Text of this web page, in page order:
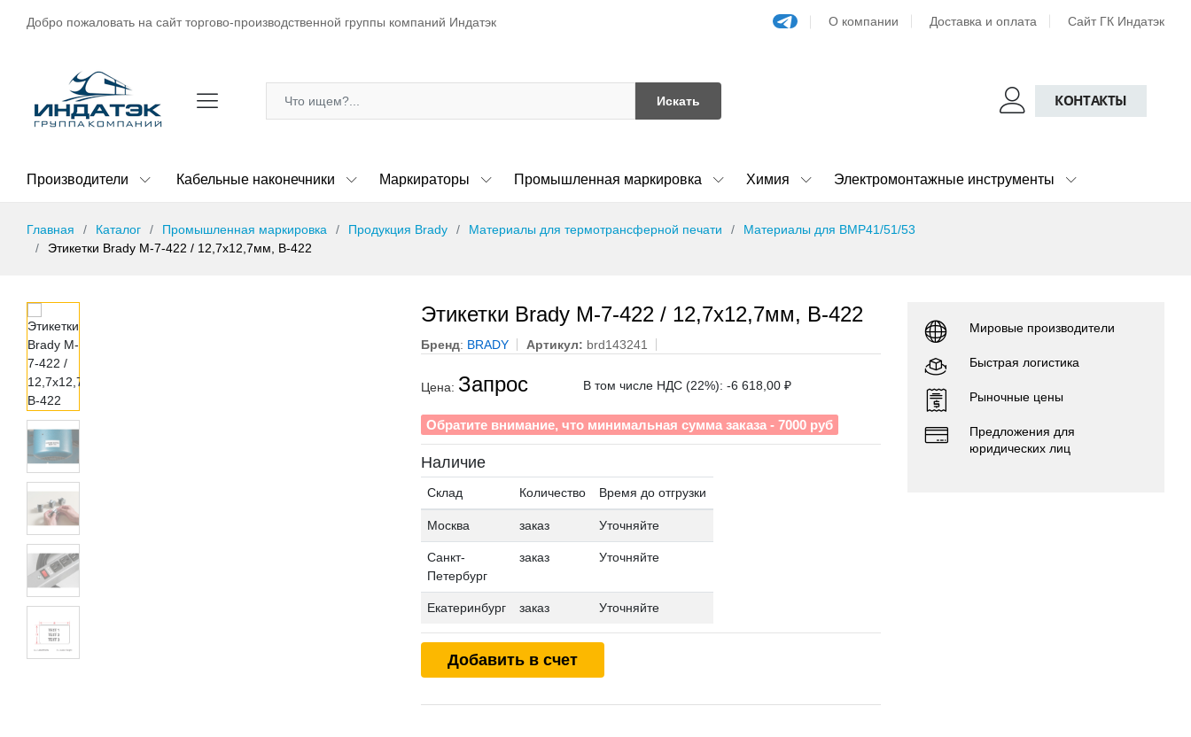
Добро пожаловать на сайт торгово-производственной группы компаний Индатэк О компании Доставка и оплата Сайт ГК Индатэк
Искать КОНТАКТЫ
Производители Кабельные наконечники Маркираторы Промышленная маркировка Химия Электромонтажные инструменты
Главная Каталог Промышленная маркировка Продукция Brady Материалы для термотрансферной печати
Материалы для BMP41/51/53
Этикетки Brady M-7-422 / 12,7x12,7мм, B-422
Этикетки Brady M-7-422 / 12,7x12,7мм, B-422
Бренд: BRADY Артикул: brd143241
Цена: Запрос В том числе НДС (22%): -6 618,00 ₽
Обратите внимание, что минимальная сумма заказа - 7000 руб
Наличие
Склад Количество Время до отгрузки
Москва заказ Уточняйте
Санкт-
Петербург
заказ Уточняйте
Екатеринбург заказ Уточняйте
Добавить в счет
Мировые производители
Быстрая логистика
Рыночные цены
Предложения для
юридических лиц